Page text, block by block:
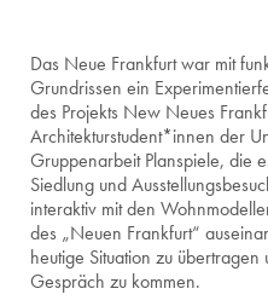
Das Neue Frankfurt war mit
Grundrissen ein
des Projekts New Neues
Architekturstudent*innen der
Gruppenarbeit Planspiele, die
Siedlung und
interaktiv mit den
des „Neuen Frankfurt“
heutige Situation zu
Gespräch zu kommen.